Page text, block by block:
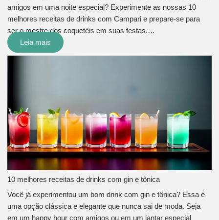
amigos em uma noite especial? Experimente as nossas 10
melhores receitas de drinks com Campari e prepare-se para
ser o mestre dos coquetéis em suas festas.…
Leia mais
10 melhores receitas de drinks com gin e tônica
Você já experimentou um bom drink com gin e tônica? Essa é
uma opção clássica e elegante que nunca sai de moda. Seja
em um happy hour com amigos ou em um jantar especial